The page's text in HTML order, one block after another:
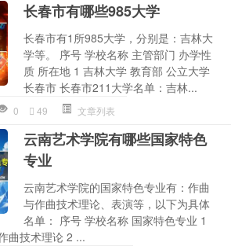
长春市有哪些985大学
长春市有1所985大学，分别是：吉林大
学等。 序号 学校名称 主管部门 办学性
质 所在地 1 吉林大学 教育部 公立大学
长春市 长春市211大学名单：吉林...
0 49 文章列表
云南艺术学院有哪些国家特色
专业
云南艺术学院的国家特色专业有：作曲
与作曲技术理论、表演等，以下为具体
名单： 序号 学校名称 国家特色专业 1
曲技术理论 2 ...